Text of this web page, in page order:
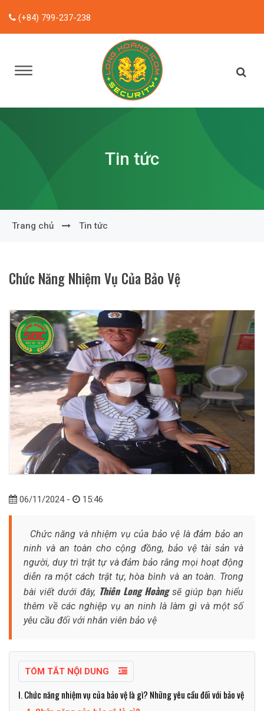
(+84) 799-237-238
Tin tức
Trang chủ Tin tức
Chức Năng Nhiệm Vụ Của Bảo Vệ
06/11/2024 - 15:46
Chức năng và nhiệm vụ của bảo vệ là đảm bảo an
ninh và an toàn cho cộng đồng, bảo vệ tài sản và
người, duy trì trật tự và đảm bảo rằng mọi hoạt động
diễn ra một cách trật tự, hòa bình và an toàn. Trong
bài viết dưới đây, Thiên Long Hoàngsẽ giúp bạn hiểu
thêm về các nghiệp vụ an ninh là làm gì và một số
yêu cầu đối với nhân viên bảo vệ
TÓM TẮT NỘI DUNG
I. Chức năng nhiệm vụ của bảo vệ là gì? Những yêu cầu đối với bảo vệ